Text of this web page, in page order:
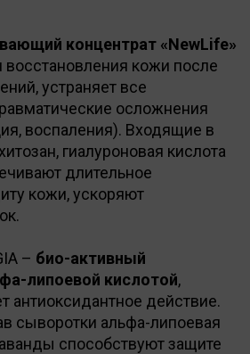
концентрат «NewLife»
кожи после
устраняет все
осложнения
воспаления). Входящие в
гиалуроновая кислота
длительное
кожи, ускоряют
– био-активный
липоевой кислотой,
антиоксидантное действие.
сыворотки альфа-липоевая
способствуют защите